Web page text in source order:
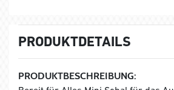
PRODUKTDETAILS
PRODUKTBESCHREIBUNG: